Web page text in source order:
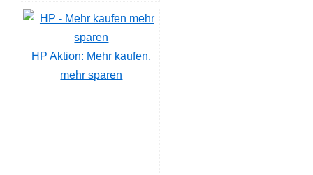
HP Aktion: Mehr kaufen,
mehr sparen